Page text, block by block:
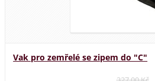
Vak pro zemřelé se zipem do "C"